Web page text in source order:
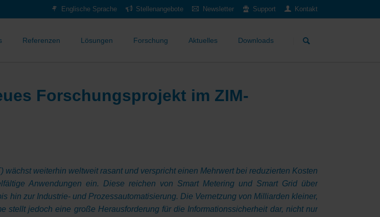
Englische Sprache Stellenangebote Newsletter Support Kontakt
überspringen
Referenzen Lösungen Forschung Aktuelles Downloads
Forschungsprojekt im ZIM-
weiterhin weltweit rasant und verspricht einen Mehrwert bei reduzierten Kosten
Anwendungen ein. Diese reichen von Smart Metering und Smart Grid über
hin zur Industrie- und Prozessautomatisierung. Die Vernetzung von Milliarden kleiner,
stellt jedoch eine große Herausforderung für die Informationssicherheit dar, nicht nur